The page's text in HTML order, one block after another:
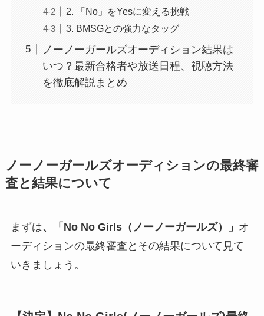
2. 「No」をYesに変える挑戦
3. BMSGとの強力なタッグ
ノーノーガールズオーディション結果は
いつ？最新合格者や放送日程、視聴方法
を徹底解説まとめ
ノーノーガールズオーディションの最終審
査と結果について
まずは、「No No Girls（ノーノーガールズ）」 オ
ーディションの最終審査とその結果について見て
いきましょう。